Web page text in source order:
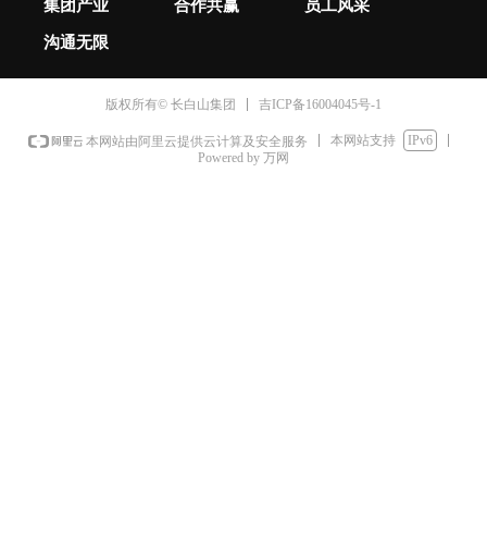
集团产业 合作共赢 员工风采
沟通无限
版权所有© 长白山集团 吉ICP备16004045号-1
本网站由阿里云提供云计算及安全服务 本网站支持
IPv6
Powered by 万网